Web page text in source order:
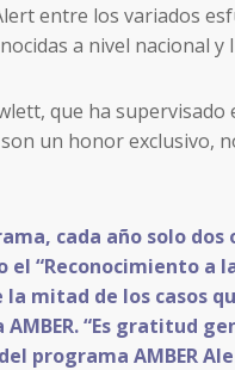
entre los variados
a nivel nacional y
que ha
un honor exclusivo,
cada año solo dos
“Reconocimiento a
mitad de los casos
“Es gratitud
programa AMBER